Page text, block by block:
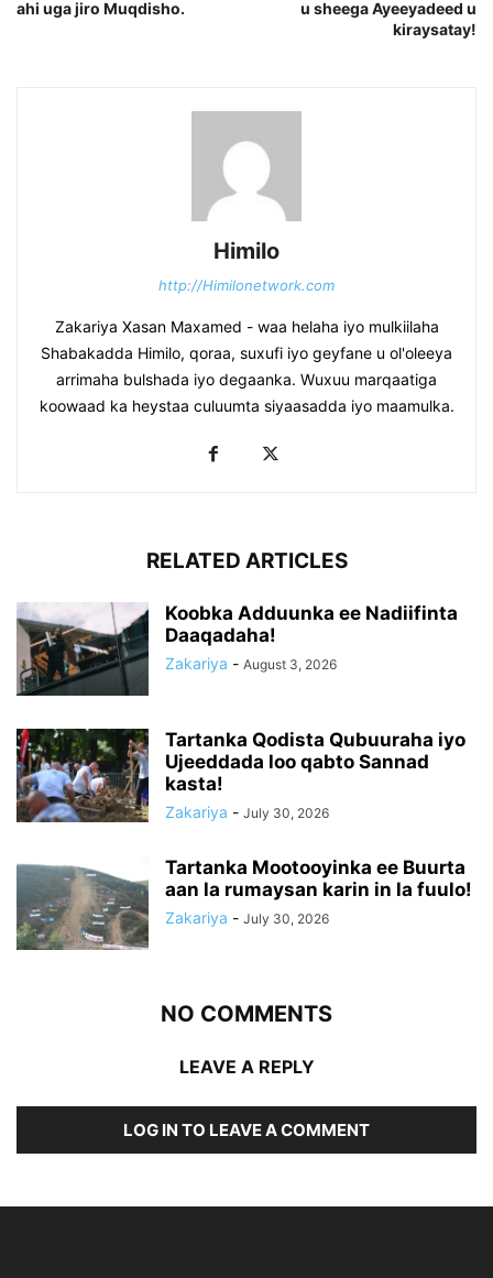
ahi uga jiro Muqdisho.
u sheega Ayeeyadeed u
kiraysatay!
Himilo
http://Himilonetwork.com
Zakariya Xasan Maxamed - waa helaha iyo mulkiilaha
Shabakadda Himilo, qoraa, suxufi iyo geyfane u ol'oleeya
arrimaha bulshada iyo degaanka. Wuxuu marqaatiga
koowaad ka heystaa culuumta siyaasadda iyo maamulka.
RELATED ARTICLES
Koobka Adduunka ee Nadiifinta
Daaqadaha!
Zakariya - August 3, 2026
Tartanka Qodista Qubuuraha iyo
Ujeeddada loo qabto Sannad
kasta!
Zakariya - July 30, 2026
Tartanka Mootooyinka ee Buurta
aan la rumaysan karin in la fuulo!
Zakariya - July 30, 2026
NO COMMENTS
LEAVE A REPLY
LOG IN TO LEAVE A COMMENT